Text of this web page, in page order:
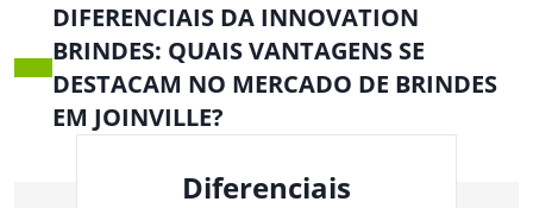
DIFERENCIAIS DA INNOVATION
BRINDES: QUAIS VANTAGENS SE
DESTACAM NO MERCADO DE BRINDES
EM JOINVILLE?
Diferenciais